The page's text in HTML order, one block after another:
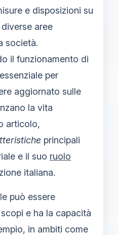
e disposizioni su
aree
società.
il funzionamento di
per
aggiornato sulle
la vita
articolo,
principali
e il suo ruolo
italiana.
può essere
e ha la capacità
in ambiti come